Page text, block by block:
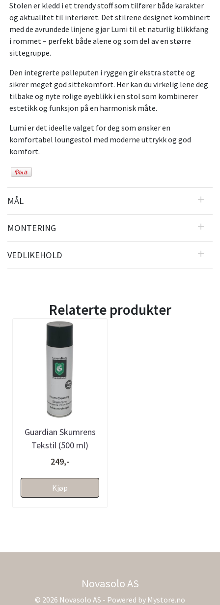
Stolen er kledd i et trendy stoff som tilfører både karakter
og aktualitet til interiøret. Det stilrene designet kombinert
med de avrundede linjene gjør Lumi til et naturlig blikkfang
i rommet – perfekt både alene og som del av en større
sittegruppe.
Den integrerte pølleputen i ryggen gir ekstra støtte og
sikrer meget god sittekomfort. Her kan du virkelig lene deg
tilbake og nyte rolige øyeblikk i en stol som kombinerer
estetikk og funksjon på en harmonisk måte.
Lumi er det ideelle valget for deg som ønsker en
komfortabel loungestol med moderne uttrykk og god
komfort.
MÅL
MONTERING
VEDLIKEHOLD
Relaterte produkter
Guardian Skumrens
Tekstil (500 ml)
249,-
Kjøp
Novasolo AS
© 2026 Novasolo AS - Powered by Mystore.no